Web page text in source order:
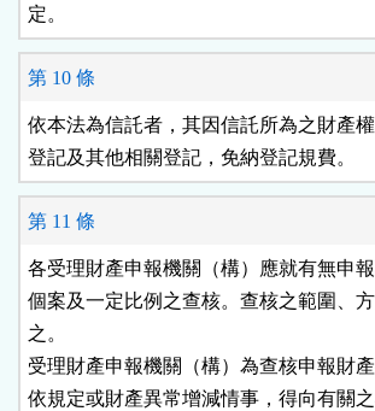
定。
第 10 條
依本法為信託者，其因信託所為之財產
登記及其他相關登記，免納登記規費。
第 11 條
各受理財產申報機關（構）應就有無申
個案及一定比例之查核。查核之範圍、
之。
受理財產申報機關（構）為查核申報財
依規定或財產異常增減情事，得向有關